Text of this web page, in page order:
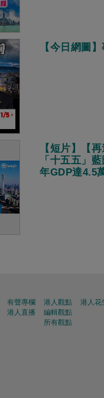
【今日網圖
【短片】【
「十五五」
年GDP達4.5
有聲專欄
港人直播
港人觀點
編輯觀點
所有觀點
港人花